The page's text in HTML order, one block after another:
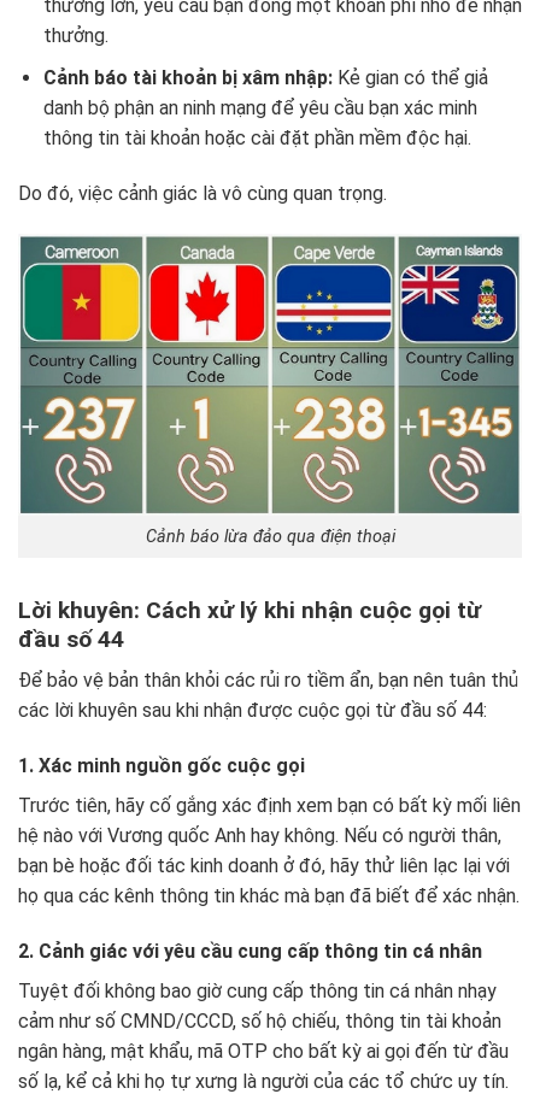
thưởng lớn, yêu cầu bạn đóng một khoản phí nhỏ để nhận
thưởng.
Cảnh báo tài khoản bị xâm nhập:Kẻ gian có thể giả
danh bộ phận an ninh mạng để yêu cầu bạn xác minh
thông tin tài khoản hoặc cài đặt phần mềm độc hại.
Do đó, việc cảnh giác là vô cùng quan trọng.
Cảnh báo lừa đảo qua điện thoại
Lời khuyên: Cách xử lý khi nhận cuộc gọi từ
đầu số 44
Để bảo vệ bản thân khỏi các rủi ro tiềm ẩn, bạn nên tuân thủ
các lời khuyên sau khi nhận được cuộc gọi từ đầu số 44:
1. Xác minh nguồn gốc cuộc gọi
Trước tiên, hãy cố gắng xác định xem bạn có bất kỳ mối liên
hệ nào với Vương quốc Anh hay không. Nếu có người thân,
bạn bè hoặc đối tác kinh doanh ở đó, hãy thử liên lạc lại với
họ qua các kênh thông tin khác mà bạn đã biết để xác nhận.
2. Cảnh giác với yêu cầu cung cấp thông tin cá nhân
Tuyệt đối không bao giờ cung cấp thông tin cá nhân nhạy
cảm như số CMND/CCCD, số hộ chiếu, thông tin tài khoản
ngân hàng, mật khẩu, mã OTP cho bất kỳ ai gọi đến từ đầu
số lạ, kể cả khi họ tự xưng là người của các tổ chức uy tín.